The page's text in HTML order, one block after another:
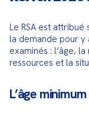
Le RSA est attribué
la demande pour y
examinés : l’âge,
ressources et la
L’âge minimum